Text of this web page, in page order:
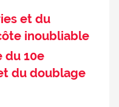
et du
inoubliable
du 10e
du doublage